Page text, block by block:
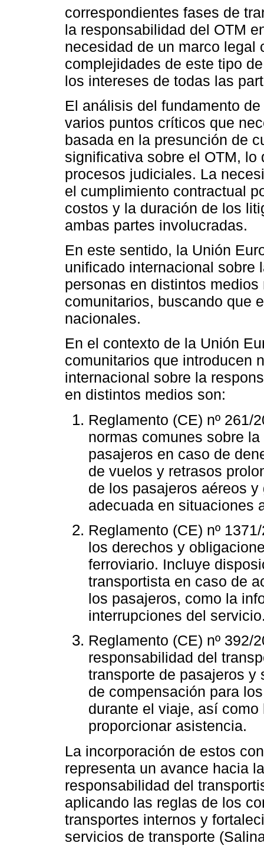
correspondientes fases de
la responsabilidad del OTM
necesidad de un marco legal
complejidades de este tipo
los intereses de todas las
El análisis del fundamento
varios puntos críticos que
basada en la presunción de
significativa sobre el OTM,
procesos judiciales. La
el cumplimiento contractual
costos y la duración de los
ambas partes involucradas.
En este sentido, la Unión
unificado internacional sobre
personas en distintos
comunitarios, buscando que
nacionales.
En el contexto de la Unión
comunitarios que introducen
internacional sobre la
en distintos medios son:
Reglamento (CE) nº 261/
normas comunes sobre
pasajeros en caso de
de vuelos y retrasos
de los pasajeros aéreos
adecuada en situaciones
Reglamento (CE) nº
los derechos y
ferroviario. Incluye
transportista en caso de
los pasajeros, como la
interrupciones del
Reglamento (CE) nº 392/
responsabilidad del
transporte de pasajeros y
de compensación para
durante el viaje, así
proporcionar asistencia.
La incorporación de estos
representa un avance hacia
responsabilidad del
aplicando las reglas de los
transportes internos y
servicios de transporte